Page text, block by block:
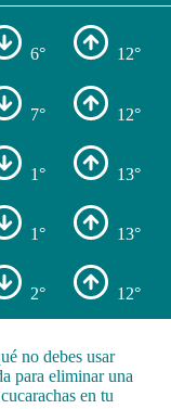
6° 12°
7° 12°
1° 13°
1° 13°
2° 12°